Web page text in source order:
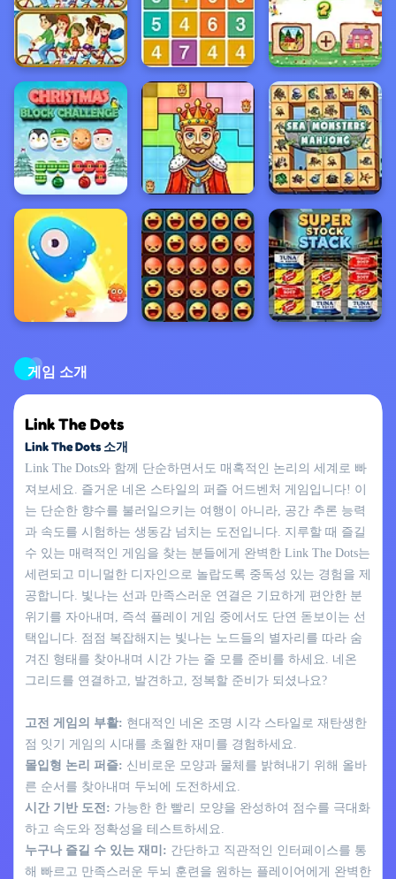
게임 소개
Link The Dots
Link The Dots 소개
Link The Dots와 함께 단순하면서도 매혹적인 논리의 세계로 빠
져보세요. 즐거운 네온 스타일의 퍼즐 어드벤처 게임입니다! 이
는 단순한 향수를 불러일으키는 여행이 아니라, 공간 추론 능력
과 속도를 시험하는 생동감 넘치는 도전입니다. 지루할 때 즐길
수 있는 매력적인 게임을 찾는 분들에게 완벽한 Link The Dots는
세련되고 미니멀한 디자인으로 놀랍도록 중독성 있는 경험을 제
공합니다. 빛나는 선과 만족스러운 연결은 기묘하게 편안한 분
위기를 자아내며, 즉석 플레이 게임 중에서도 단연 돋보이는 선
택입니다. 점점 복잡해지는 빛나는 노드들의 별자리를 따라 숨
겨진 형태를 찾아내며 시간 가는 줄 모를 준비를 하세요. 네온
그리드를 연결하고, 발견하고, 정복할 준비가 되셨나요?
고전 게임의 부활: 현대적인 네온 조명 시각 스타일로 재탄생한
점 잇기 게임의 시대를 초월한 재미를 경험하세요.
몰입형 논리 퍼즐: 신비로운 모양과 물체를 밝혀내기 위해 올바
른 순서를 찾아내며 두뇌에 도전하세요.
시간 기반 도전: 가능한 한 빨리 모양을 완성하여 점수를 극대화
하고 속도와 정확성을 테스트하세요.
누구나 즐길 수 있는 재미: 간단하고 직관적인 인터페이스를 통
해 빠르고 만족스러운 두뇌 훈련을 원하는 플레이어에게 완벽한